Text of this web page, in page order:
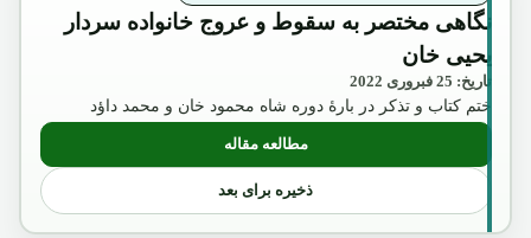
نگاهی مختصر به سقوط و عروج خانواده سردار
یحیی خان
تاریخ: 25 فبروری 2022
ختم کتاب و تذکر در بارۀ دوره شاه محمود خان و محمد داؤد
مطالعه مقاله: نگاهی مختصر به سقوط و عروج خانواده
ذخیره برای بعد